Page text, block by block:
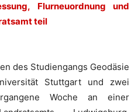
Flurneuordnung und
teil
des Studiengangs Geodäsie
Stuttgart und zwei
Woche an einer